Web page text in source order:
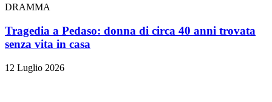
DRAMMA
Tragedia a Pedaso: donna di circa 40 anni trovata
senza vita in casa
12 Luglio 2026